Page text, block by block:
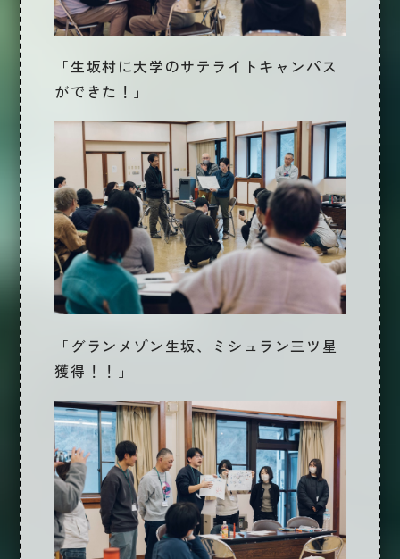
「生坂村に大学のサテライトキャンパス
ができた！」
「グランメゾン生坂、ミシュラン三ツ星
獲得！！」